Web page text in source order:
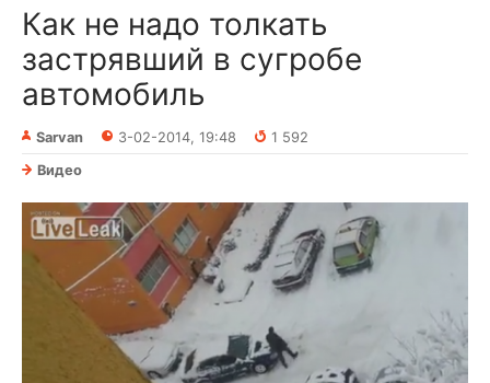
Как не надо толкать
застрявший в сугробе
автомобиль
Sarvan 3-02-2014, 19:48
1 592
Видео